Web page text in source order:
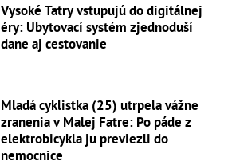
Vysoké Tatry vstupujú do digitálnej
éry: Ubytovací systém zjednoduší
dane aj cestovanie
Mladá cyklistka (25) utrpela vážne
zranenia v Malej Fatre: Po páde z
elektrobicykla ju previezli do
nemocnice